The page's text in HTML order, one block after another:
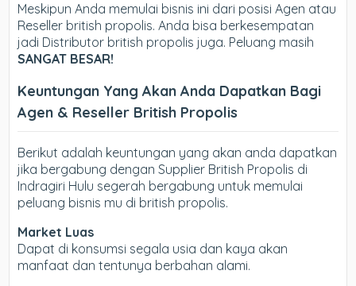
Meskipun Anda memulai bisnis ini dari posisi Agen atau
Reseller british propolis. Anda bisa berkesempatan
jadi Distributor british propolis juga. Peluang masih
SANGAT BESAR!
Keuntungan Yang Akan Anda Dapatkan Bagi
Agen & Reseller British Propolis
Berikut adalah keuntungan yang akan anda dapatkan
jika bergabung dengan Supplier British Propolis di
Indragiri Hulu segerah bergabung untuk memulai
peluang bisnis mu di british propolis.
Market Luas
Dapat di konsumsi segala usia dan kaya akan
manfaat dan tentunya berbahan alami.